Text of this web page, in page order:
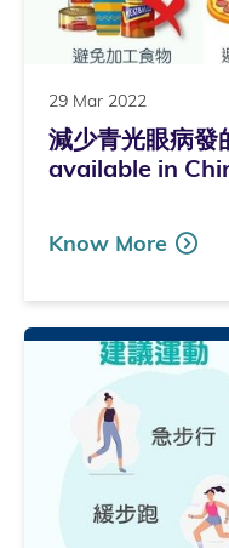
29 Mar 2022
減少青光眼病
available in
Know More